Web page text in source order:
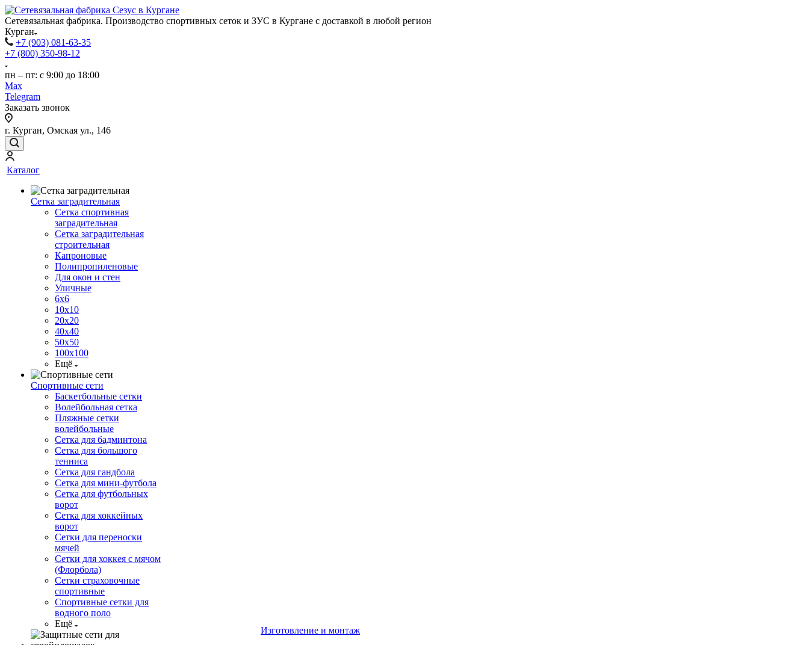
Сетевязальная фабрика. Производство спортивных сеток и ЗУС в Кургане с доставкой в любой регион
Курган
+7 (903) 081-63-35
+7 (800) 350-98-12
пн – пт: с 9:00 до 18:00
Max
Telegram
Заказать звонок
г. Курган, Омская ул., 146
Каталог
Сетка заградительная
Сетка спортивная
заградительная
Сетка заградительная
строительная
Капроновые
Полипропиленовые
Для окон и стен
Уличные
6х6
10х10
20х20
40х40
50х50
100х100
Ещё
Спортивные сети
Баскетбольные сетки
Волейбольная сетка
Пляжные сетки
волейбольные
Сетка для бадминтона
Сетка для большого
тенниса
Сетка для гандбола
Сетка для мини-футбола
Сетка для футбольных
ворот
Сетка для хоккейных
ворот
Сетки для переноски
мячей
Сетки для хоккея с мячом
(Флорбола)
Сетки страховочные
спортивные
Спортивные сетки для
водного поло
Ещё
Изготовление и монтаж